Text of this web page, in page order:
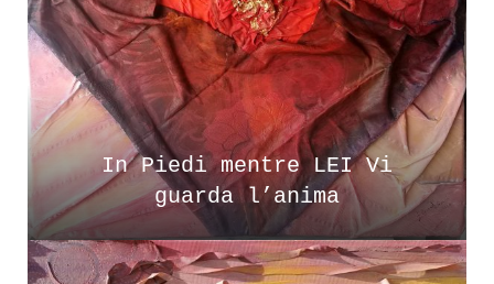
In Piedi mentre LEI Vi
guarda l’anima